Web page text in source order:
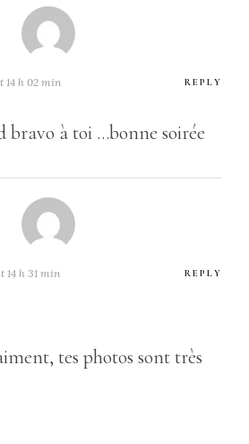
14 h 02 min REPLY
bravo à toi …bonne soirée
14 h 31 min REPLY
tes photos sont très